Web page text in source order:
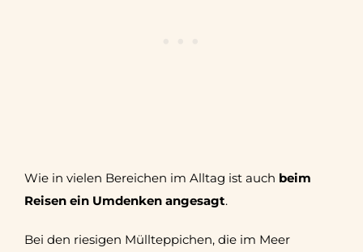
Wie in vielen Bereichen im Alltag ist auch beim
Reisen ein Umdenken angesagt.
Bei den riesigen Müllteppichen, die im Meer